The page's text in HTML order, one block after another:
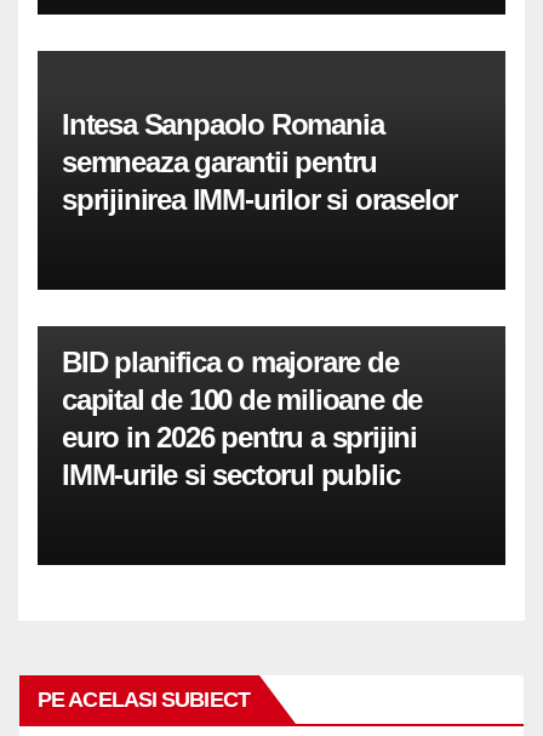
Intesa Sanpaolo Romania
semneaza garantii pentru
sprijinirea IMM-urilor si oraselor
BID planifica o majorare de
capital de 100 de milioane de
euro in 2026 pentru a sprijini
IMM-urile si sectorul public
PE ACELASI SUBIECT